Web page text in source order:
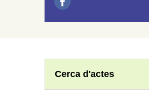
Cerca d'actes